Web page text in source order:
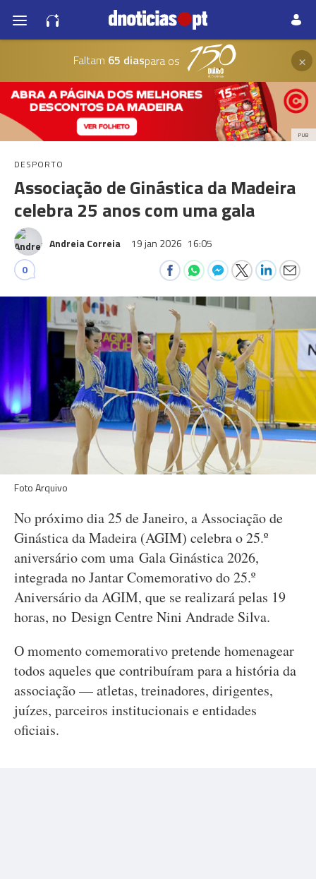
Faltam 65 diaspara os ×
PUB
DESPORTO
Associação de Ginástica da Madeira
celebra 25 anos com uma gala
Andreia Correia 19 jan 2026 16:05
0
Foto Arquivo
No próximo dia 25 de Janeiro, a Associação de
Ginástica da Madeira (AGIM) celebra o 25.º
aniversário com uma Gala Ginástica 2026,
integrada no Jantar Comemorativo do 25.º
Aniversário da AGIM, que se realizará pelas 19
horas, no Design Centre Nini Andrade Silva.
O momento comemorativo pretende homenagear
todos aqueles que contribuíram para a história da
associação — atletas, treinadores, dirigentes,
juízes, parceiros institucionais e entidades
oficiais.